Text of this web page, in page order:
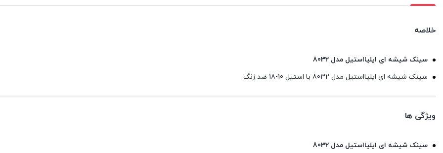
خلاصه
سینک شیشه ای ایلیااستیل مدل 8032
سینک شیشه ای ایلیااستیل مدل 8032 با استیل 10-18 ضد زنگ
ویژگی ها
سینک شیشه ای ایلیااستیل مدل 8032